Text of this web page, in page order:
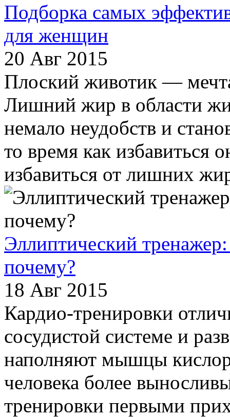
Подборка самых
для женщин
20 Авг 2015
Плоский животик —
Лишний жир в области
немало неудобств и
то время как избавиться
избавиться от лишних
Эллиптический
почему?
18 Авг 2015
Кардио-тренировки
сосудистой системе и
наполняют мышцы
человека более
тренировки первыми